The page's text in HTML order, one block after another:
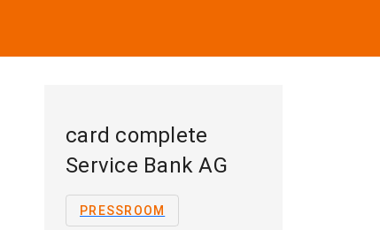
card complete
Service Bank AG
PRESSROOM